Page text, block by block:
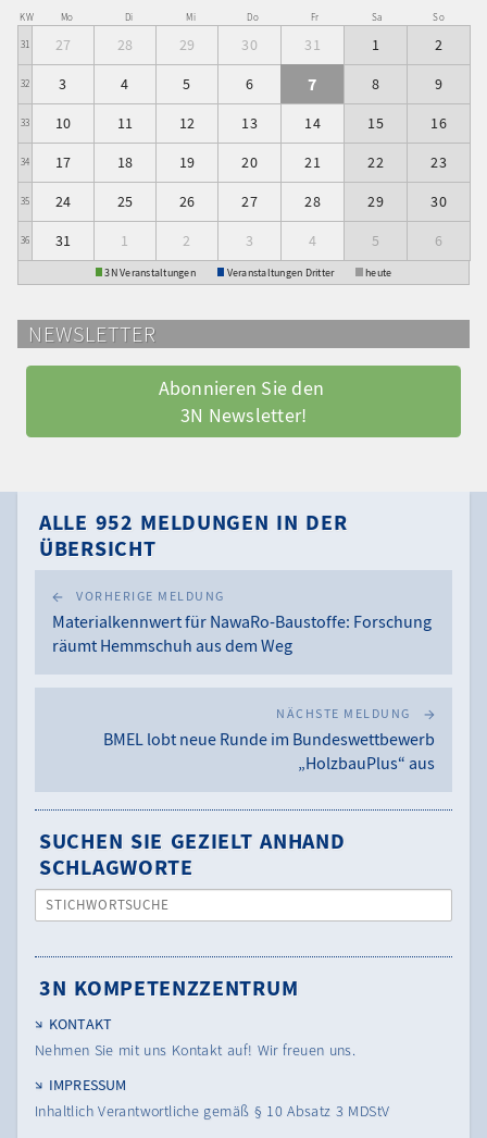
KW Mo Di Mi Do Fr Sa So
31 27 28 29 30 31 1 2
32 3 4 5 6 7 8 9
33 10 11 12 13 14 15 16
34 17 18 19 20 21 22 23
35 24 25 26 27 28 29 30
36 31 1 2 3 4 5 6
3N Veranstaltungen Veranstaltungen Dritter heute
NEWSLETTER
Abonnieren Sie den
3N Newsletter!
ALLE 952 MELDUNGEN IN DER
ÜBERSICHT
VORHERIGE MELDUNG
Materialkennwert für NawaRo-Baustoffe: Forschung
räumt Hemmschuh aus dem Weg
NÄCHSTE MELDUNG
BMEL lobt neue Runde im Bundeswettbewerb
„HolzbauPlus“ aus
SUCHEN SIE GEZIELT ANHAND
SCHLAGWORTE
STICHWORTSUCHE
3N KOMPETENZZENTRUM
KONTAKT
Nehmen Sie mit uns Kontakt auf! Wir freuen uns.
IMPRESSUM
Inhaltlich Verantwortliche gemäß § 10 Absatz 3 MDStV